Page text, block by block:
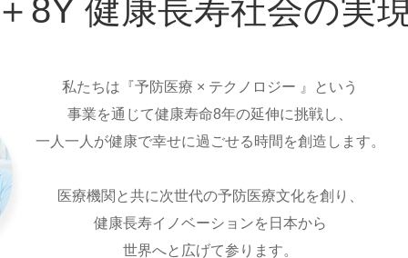
8Y 健康長寿社会の実
私たちは『予防医療 × テクノロジー 』という
事業を通じて健康寿命8年の延伸に挑戦し、
一人一人が健康で幸せに過ごせる時間を創造します。
医療機関と共に次世代の予防医療文化を創り、
健康長寿イノベーションを日本から
世界へと広げて参ります。